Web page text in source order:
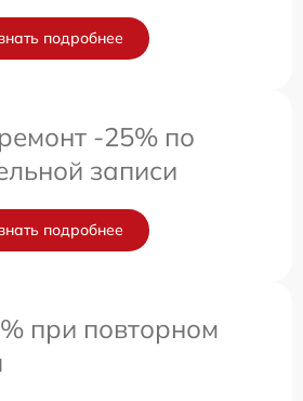
подробнее
-25% по
записи
подробнее
при повторном